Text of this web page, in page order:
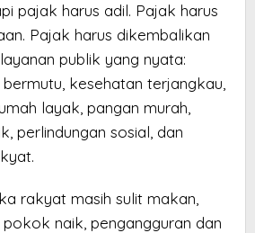
pajak harus adil. Pajak harus
Pajak harus dikembalikan
publik yang nyata:
kesehatan terjangkau,
layak, pangan murah,
perlindungan sosial, dan
rakyat masih sulit makan,
naik, pengangguran dan